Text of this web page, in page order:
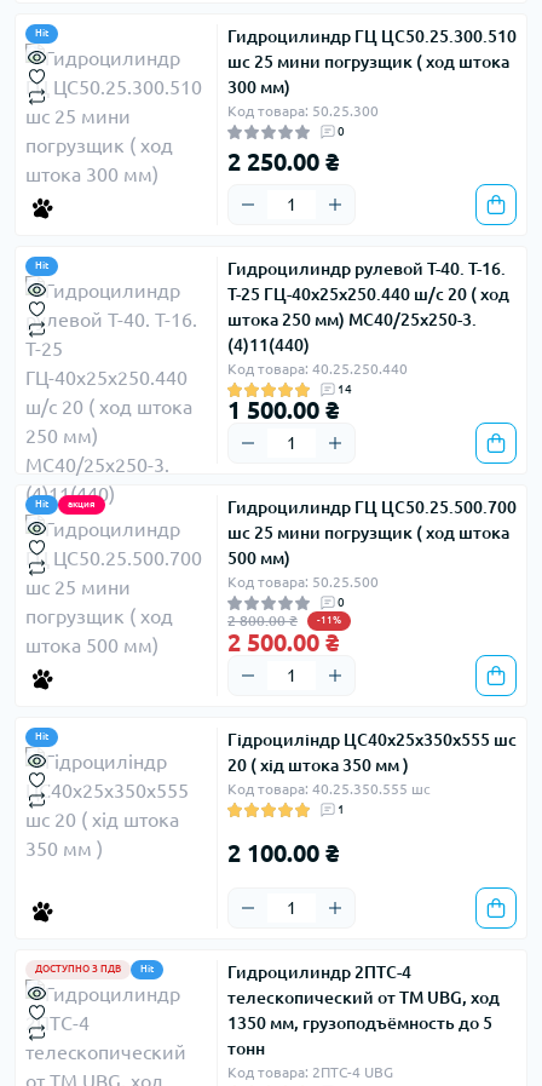
Hit
Гидроцилиндр ГЦ ЦС50.25.300.510
шс 25 мини погрузщик ( ход штока
300 мм)
Код товара: 50.25.300
0
2 250.00 ₴
Hit
Гидроцилиндр рулевой Т-40. Т-16.
Т-25 ГЦ-40х25х250.440 ш/с 20 ( ход
штока 250 мм) МС40/25х250-3.
(4)11(440)
Код товара: 40.25.250.440
14
1 500.00 ₴
Hit акция
Гидроцилиндр ГЦ ЦС50.25.500.700
шс 25 мини погрузщик ( ход штока
500 мм)
Код товара: 50.25.500
0
2 800.00 ₴ -11%
2 500.00 ₴
Hit
Гідроциліндр ЦС40х25х350х555 шс
20 ( хід штока 350 мм )
Код товара: 40.25.350.555 шс
1
2 100.00 ₴
ДОСТУПНО З ПДВ Hit
Гидроцилиндр 2ПТС-4
телескопический от ТМ UBG, ход
1350 мм, грузоподъёмность до 5
тонн
Код товара: 2ПТС-4 UBG